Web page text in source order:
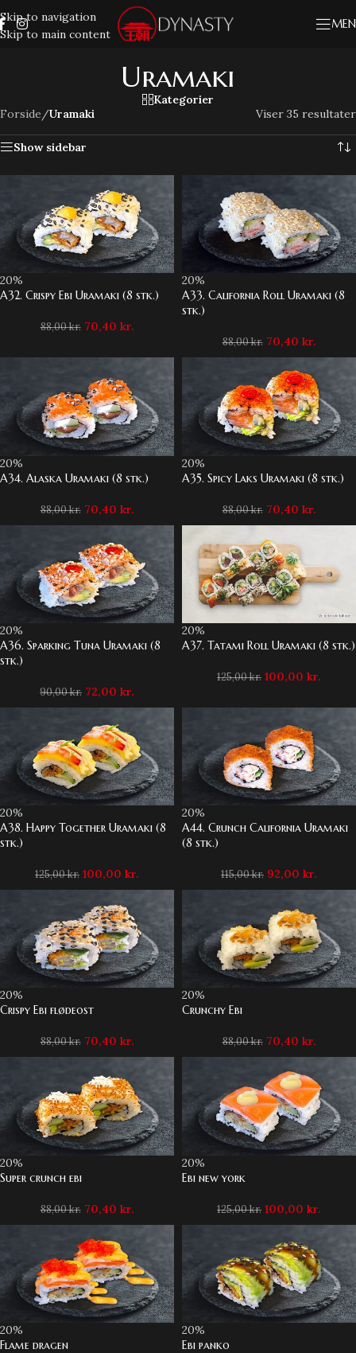
Skip to navigation
Skip to main content
Uramaki
Kategorier
Forside/Uramaki Viser 35 resultater
Show sidebar
20%
A32. Crispy Ebi Uramaki (8 stk.)
88,00kr. 70,40 kr.
20%
A33. California Roll Uramaki (8
stk.)
88,00kr. 70,40 kr.
20%
A34. Alaska Uramaki (8 stk.)
88,00kr. 70,40 kr.
20%
A35. Spicy Laks Uramaki (8 stk.)
88,00kr. 70,40 kr.
20%
A36. Sparking Tuna Uramaki (8
stk.)
90,00kr. 72,00 kr.
20%
A37. Tatami Roll Uramaki (8 stk.)
125,00kr. 100,00 kr.
20%
A38. Happy Together Uramaki (8
stk.)
125,00kr. 100,00 kr.
20%
A44. Crunch California Uramaki
(8 stk.)
115,00kr. 92,00 kr.
20%
Crispy Ebi flødeost
88,00kr. 70,40 kr.
20%
Crunchy Ebi
88,00kr. 70,40 kr.
20%
Super crunch ebi
88,00kr. 70,40 kr.
20%
Ebi new york
125,00kr. 100,00 kr.
20%
Flame dragen
20%
Ebi panko